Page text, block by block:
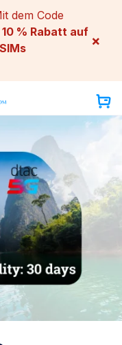
dem Code
10 % Rabatt auf
×